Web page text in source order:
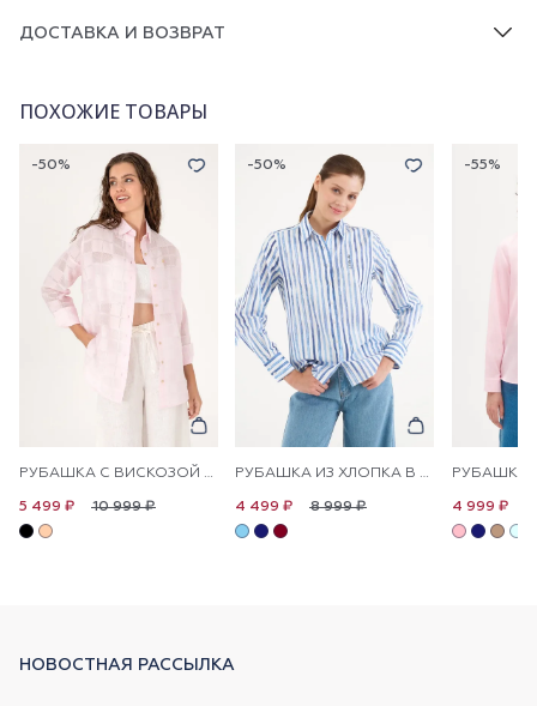
ДОСТАВКА И ВОЗВРАТ
ПОХОЖИЕ ТОВАРЫ
-50%
РУБАШКА С ВИСКОЗОЙ СВОБОДНАЯ
10 999 ₽
5 499 ₽
-50%
РУБАШКА ИЗ ХЛОПКА В ПОЛОСКУ ПРЯМАЯ
8 999 ₽
4 499 ₽
-55%
4 999 ₽
НОВОСТНАЯ РАССЫЛКА